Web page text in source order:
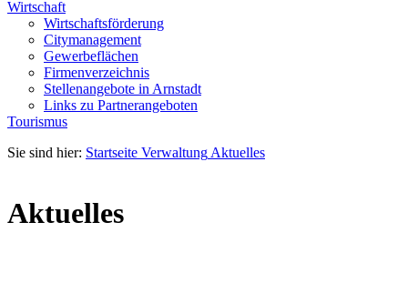
Wirtschaft
Wirtschaftsförderung
Citymanagement
Gewerbeflächen
Firmenverzeichnis
Stellenangebote in Arnstadt
Links zu Partnerangeboten
Tourismus
Sie sind hier: Startseite Verwaltung Aktuelles
Aktuelles